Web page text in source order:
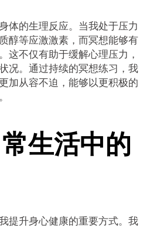
体的生理反应。当我处于压力
醇等应激激素，而冥想能够有
这不仅有助于缓解心理压力，
况。通过持续的冥想练习，我
加从容不迫，能够以更积极的
生活中的
提升身心健康的重要方式。我